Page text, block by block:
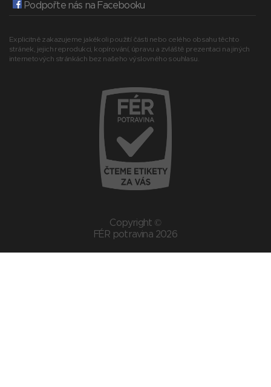
Podpořte nás na Facebooku
Explicitně zakazujeme jakékoli použití části nebo celého obsahu těchto
stránek, jejich reprodukci, kopírování, úpravu a zvláště prezentaci na jiných
internetových stránkách bez našeho výslovného souhlasu.
Copyright ©
FÉR potravina 2026